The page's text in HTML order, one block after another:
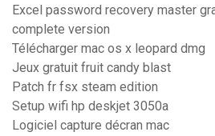
Excel password recovery master
complete version
Télécharger mac os x leopard dmg
Jeux gratuit fruit candy blast
Patch fr fsx steam edition
Setup wifi hp deskjet 3050a
Logiciel capture décran mac